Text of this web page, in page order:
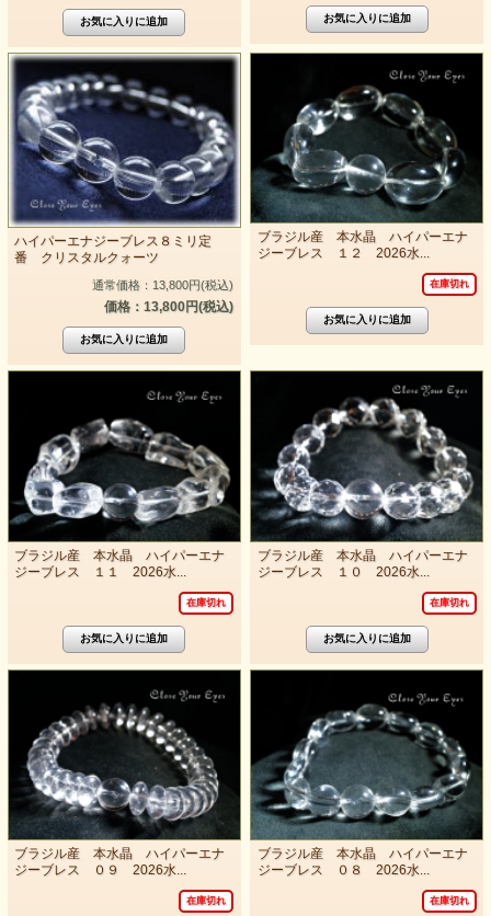
ハイパーエナジーブレス８ミリ定
番 クリスタルクォーツ
通常価格：13,800円(税込)
価格：13,800円(税込)
ブラジル産 本水晶 ハイパーエナ
ジーブレス １２ 2026水...
在庫切れ
ブラジル産 本水晶 ハイパーエナ
ジーブレス １１ 2026水...
在庫切れ
ブラジル産 本水晶 ハイパーエナ
ジーブレス １０ 2026水...
在庫切れ
ブラジル産 本水晶 ハイパーエナ
ジーブレス ０９ 2026水...
在庫切れ
ブラジル産 本水晶 ハイパーエナ
ジーブレス ０８ 2026水...
在庫切れ